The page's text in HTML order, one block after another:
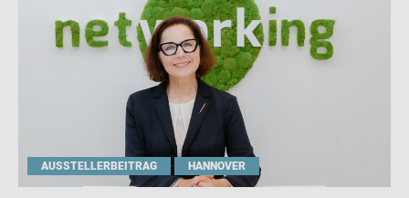
AUSSTELLERBEITRAG HANNOVER